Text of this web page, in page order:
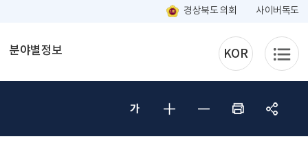
경상북도 의회 사이버독도
분야별정보 KOR